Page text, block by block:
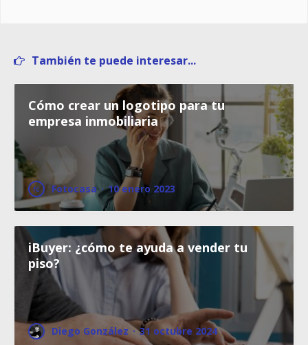
También te puede interesar...
Cómo crear un logotipo para tu
empresa inmobiliaria
Fotocasa · 10 enero 2023
iBuyer: ¿cómo te ayuda a vender tu
piso?
Diego González · 31 octubre 2024